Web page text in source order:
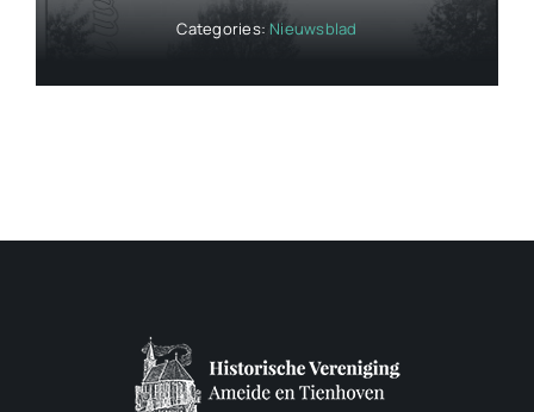
Categories:Nieuwsblad